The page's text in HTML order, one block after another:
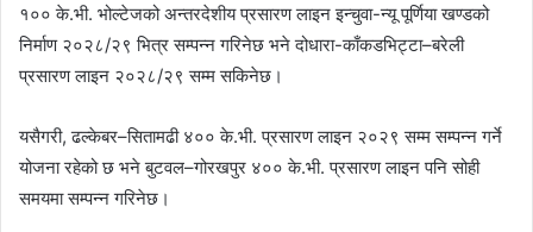
१०० के.भी. भोल्टेजको अन्तरदेशीय प्रसारण लाइन इन्चुवा-न्यू पूर्णिया खण्डको
निर्माण २०२८/२९ भित्र सम्पन्न गरिनेछ भने दोधारा-काँकडभिट्टा–बरेली
प्रसारण लाइन २०२८/२९ सम्म सकिनेछ।
यसैगरी, ढल्केबर–सितामढी ४०० के.भी. प्रसारण लाइन २०२९ सम्म सम्पन्न गर्ने
योजना रहेको छ भने बुटवल–गोरखपुर ४०० के.भी. प्रसारण लाइन पनि सोही
समयमा सम्पन्न गरिनेछ।